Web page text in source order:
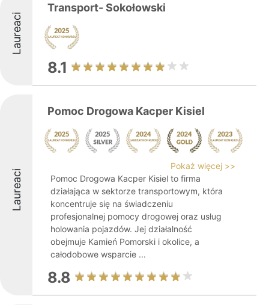
Laureaci
Transport- Sokołowski
8.1
Laureaci
Pomoc Drogowa Kacper Kisiel
Pokaż więcej >>
Pomoc Drogowa Kacper Kisiel to firma
działająca w sektorze transportowym, która
koncentruje się na świadczeniu
profesjonalnej pomocy drogowej oraz usług
holowania pojazdów. Jej działalność
obejmuje Kamień Pomorski i okolice, a
całodobowe wsparcie ...
8.8